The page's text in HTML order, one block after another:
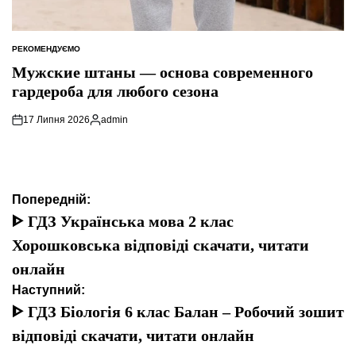
ОПУБЛІКУВАТИ
РЕКОМЕНДУЄМО
Мужские штаны — основа современного
гардероба для любого сезона
17 Липня 2026
Опубліковано
admin
Навігація
записів
Попередній:
ᐈ ГДЗ Українська мова 2 клас
Хорошковська відповіді скачати, читати
онлайн
Наступний:
ᐈ ГДЗ Біологія 6 клас Балан – Робочий зошит
відповіді скачати, читати онлайн